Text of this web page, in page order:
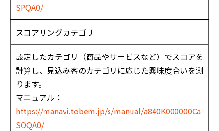
SPQA0/
スコアリングカテゴリ
設定したカテゴリ（商品やサービスなど）でスコアを
計算し、見込み客のカテゴリに応じた興味度合いを測
ります。
マニュアル：
https://manavi.tobem.jp/s/manual/a840K000000Ca
SOQA0/